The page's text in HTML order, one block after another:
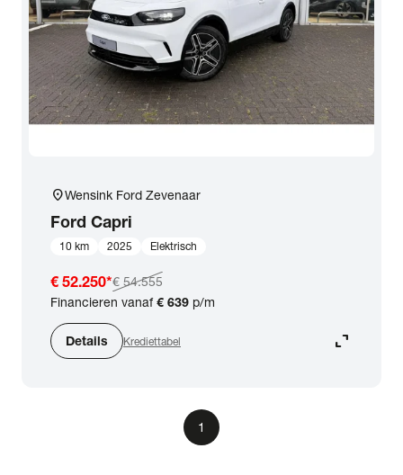
location_onWensink Ford Zevenaar
Ford Capri
10 km 2025 Elektrisch
€ 52.250*€ 54.555
Financieren vanaf€ 639 p/m
Details Krediettabel expand_content
1